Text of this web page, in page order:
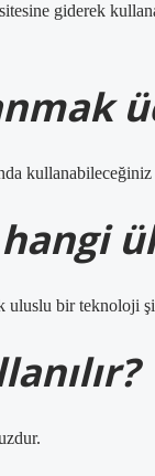
giderek
uluslu bir teknoloji